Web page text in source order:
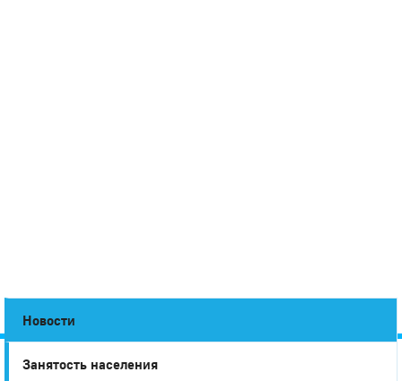
Новости
Занятость населения